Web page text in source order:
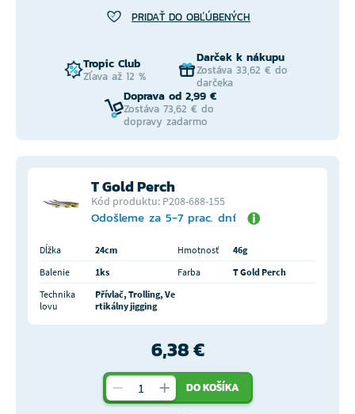
PRIDAŤ DO OBĽÚBENÝCH
Tropic Club
Zľava až 12 %
Darček k nákupu
Zostáva 33,62 € do
darčeka
Doprava od 2,99 €
Zostáva 73,62 € do
dopravy zadarmo
T Gold Perch
Kód produktu: P208-688-155
Odošleme za 5-7 prac. dní
Dĺžka 24cm Hmotnosť
46g
Balenie
1ks Farba
T Gold Perch
Technika
lovu
Přívlač, Trolling, Ve
rtikálny jigging
6,38 €
DO KOŠÍKA